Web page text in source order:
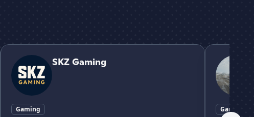
SKZ Gaming
SKZ Gaming
Gaming
MG Cousins
Gaming